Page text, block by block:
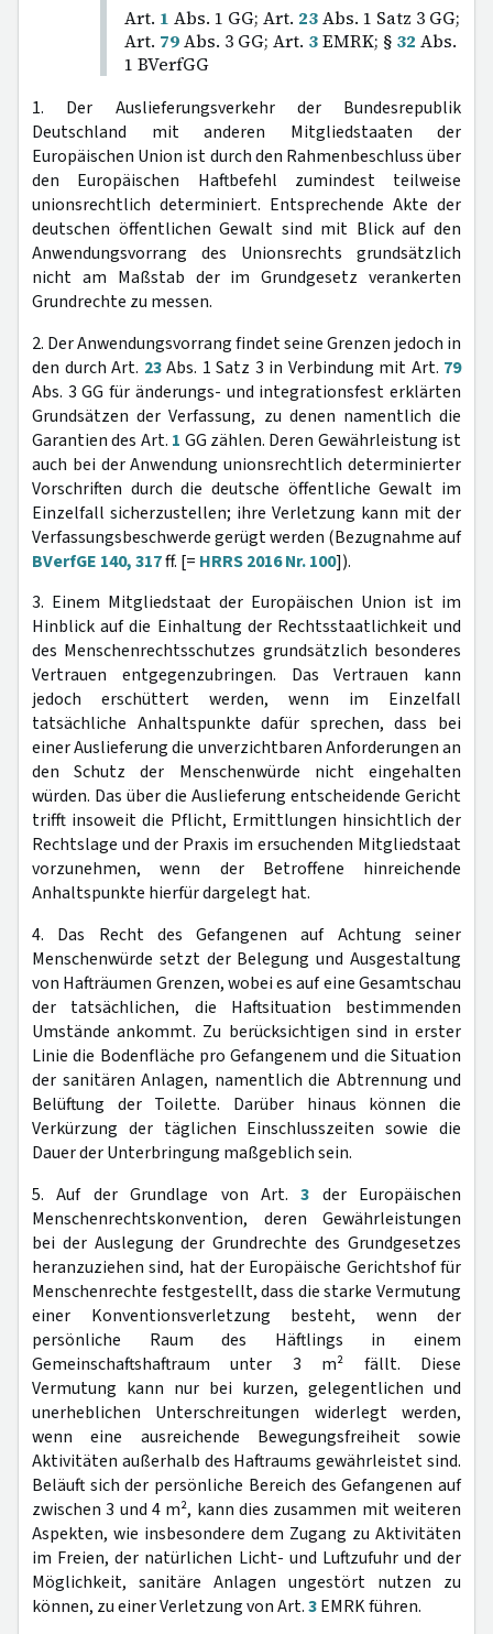
Art. 1 Abs. 1 GG; Art. 23Abs. 1 Satz 3 GG;
Art. 79Abs. 3 GG; Art. 3EMRK; § 32 Abs.
1 BVerfGG
1. Der Auslieferungsverkehr der Bundesrepublik
Deutschland mit anderen Mitgliedstaaten der
Europäischen Union ist durch den Rahmenbeschluss über
den Europäischen Haftbefehl zumindest teilweise
unionsrechtlich determiniert. Entsprechende Akte der
deutschen öffentlichen Gewalt sind mit Blick auf den
Anwendungsvorrang des Unionsrechts grundsätzlich
nicht am Maßstab der im Grundgesetz verankerten
Grundrechte zu messen.
2. Der Anwendungsvorrang findet seine Grenzen jedoch in
den durch Art. 23Abs. 1 Satz 3 in Verbindung mit Art. 79
Abs. 3 GG für änderungs- und integrationsfest erklärten
Grundsätzen der Verfassung, zu denen namentlich die
Garantien des Art. 1 GG zählen. Deren Gewährleistung ist
auch bei der Anwendung unionsrechtlich determinierter
Vorschriften durch die deutsche öffentliche Gewalt im
Einzelfall sicherzustellen; ihre Verletzung kann mit der
Verfassungsbeschwerde gerügt werden (Bezugnahme auf
BVerfGE 140, 317ff. [= HRRS 2016 Nr. 100]).
3. Einem Mitgliedstaat der Europäischen Union ist im
Hinblick auf die Einhaltung der Rechtsstaatlichkeit und
des Menschenrechtsschutzes grundsätzlich besonderes
Vertrauen entgegenzubringen. Das Vertrauen kann
jedoch erschüttert werden, wenn im Einzelfall
tatsächliche Anhaltspunkte dafür sprechen, dass bei
einer Auslieferung die unverzichtbaren Anforderungen an
den Schutz der Menschenwürde nicht eingehalten
würden. Das über die Auslieferung entscheidende Gericht
trifft insoweit die Pflicht, Ermittlungen hinsichtlich der
Rechtslage und der Praxis im ersuchenden Mitgliedstaat
vorzunehmen, wenn der Betroffene hinreichende
Anhaltspunkte hierfür dargelegt hat.
4. Das Recht des Gefangenen auf Achtung seiner
Menschenwürde setzt der Belegung und Ausgestaltung
von Hafträumen Grenzen, wobei es auf eine Gesamtschau
der tatsächlichen, die Haftsituation bestimmenden
Umstände ankommt. Zu berücksichtigen sind in erster
Linie die Bodenfläche pro Gefangenem und die Situation
der sanitären Anlagen, namentlich die Abtrennung und
Belüftung der Toilette. Darüber hinaus können die
Verkürzung der täglichen Einschlusszeiten sowie die
Dauer der Unterbringung maßgeblich sein.
5. Auf der Grundlage von Art.3 der Europäischen
Menschenrechtskonvention, deren Gewährleistungen
bei der Auslegung der Grundrechte des Grundgesetzes
heranzuziehen sind, hat der Europäische Gerichtshof für
Menschenrechte festgestellt, dass die starke Vermutung
einer Konventionsverletzung besteht, wenn der
persönliche Raum des Häftlings in einem
Gemeinschaftshaftraum unter 3 m² fällt. Diese
Vermutung kann nur bei kurzen, gelegentlichen und
unerheblichen Unterschreitungen widerlegt werden,
wenn eine ausreichende Bewegungsfreiheit sowie
Aktivitäten außerhalb des Haftraums gewährleistet sind.
Beläuft sich der persönliche Bereich des Gefangenen auf
zwischen 3 und 4 m², kann dies zusammen mit weiteren
Aspekten, wie insbesondere dem Zugang zu Aktivitäten
im Freien, der natürlichen Licht- und Luftzufuhr und der
Möglichkeit, sanitäre Anlagen ungestört nutzen zu
können, zu einer Verletzung von Art.3EMRK führen.